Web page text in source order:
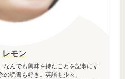
レモン
なんでも興味を持たことを記事にす
の読書も好き。英語も少々。